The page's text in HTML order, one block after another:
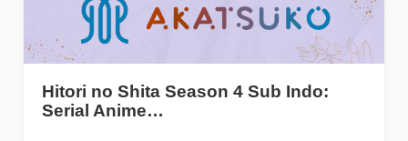
Hitori no Shita Season 4 Sub Indo:
Serial Anime…